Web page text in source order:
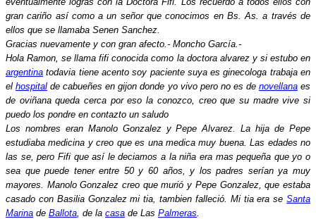
gran cariño así como a un señor que conocimos en Bs. As. a través de
ellos que se llamaba Senen Sanchez.
Gracias nuevamente y con gran afecto.- Moncho García.-
Hola Ramon, se llama fifi conocida como la doctora alvarez y si estubo en
argentina todavia tiene acento soy paciente suya es ginecologa trabaja en
elhospital de cabueñes en gijon donde yo vivo pero no es de novellanaes
de oviñana queda cerca por eso la conozco, creo que su madre vive si
puedo los pondre en contazto un saludo
Los nombres eran Manolo Gonzalez y Pepe Alvarez. La hija de Pepe
estudiaba medicina y creo que es una medica muy buena. Las edades no
las se, pero Fifi que así le deciamos a la niña era mas pequeña que yo o
sea que puede tener entre 50 y 60 años, y los padres serían ya muy
mayores. Manolo Gonzalez creo que murió y Pepe Gonzalez, que estaba
casado con Basilia Gonzalez mi tia, tambien falleció. Mi tia era se Santa
Marina de Ballota, de la casa de Las Palmeras.